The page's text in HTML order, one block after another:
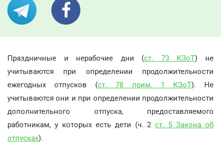
Праздничные и нерабочие дни (ст. 73 КЗоТ) не
учитываются при определении продолжительности
ежегодных отпусков (ст. 78 прим. 1 КЗоТ). Не
учитываются они и при определении продолжительности
дополнительного отпуска, предоставляемого
работникам, у которых есть дети (ч. 2ст. 5 Закона об
отпусках).